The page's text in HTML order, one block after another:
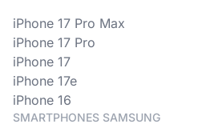
iPhone 17 Pro Max
iPhone 17 Pro
iPhone 17
iPhone 17e
iPhone 16
SMARTPHONES SAMSUNG